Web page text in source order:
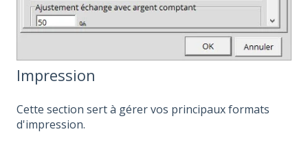
Impression
Cette section sert à gérer vos principaux formats
d'impression.